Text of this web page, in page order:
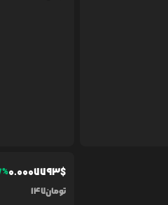
%0.0007793$
147تومان